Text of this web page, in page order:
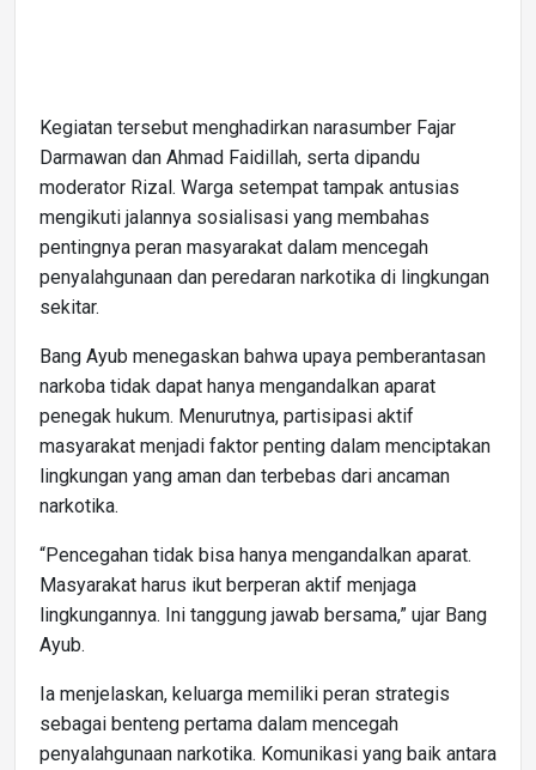
Kegiatan tersebut menghadirkan narasumber Fajar
Darmawan dan Ahmad Faidillah, serta dipandu
moderator Rizal. Warga setempat tampak antusias
mengikuti jalannya sosialisasi yang membahas
pentingnya peran masyarakat dalam mencegah
penyalahgunaan dan peredaran narkotika di lingkungan
sekitar.
Bang Ayub menegaskan bahwa upaya pemberantasan
narkoba tidak dapat hanya mengandalkan aparat
penegak hukum. Menurutnya, partisipasi aktif
masyarakat menjadi faktor penting dalam menciptakan
lingkungan yang aman dan terbebas dari ancaman
narkotika.
“Pencegahan tidak bisa hanya mengandalkan aparat.
Masyarakat harus ikut berperan aktif menjaga
lingkungannya. Ini tanggung jawab bersama,” ujar Bang
Ayub.
Ia menjelaskan, keluarga memiliki peran strategis
sebagai benteng pertama dalam mencegah
penyalahgunaan narkotika. Komunikasi yang baik antara